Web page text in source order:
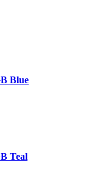
Blue
Teal